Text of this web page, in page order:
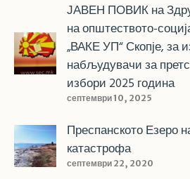
ЈАВЕН ПОВИК на
на општеството-
„ВАКЕ УП“ Скопје, за
набљудувачи за
избори 2025 година
септември 10, 2025
Преспанското Езеро
катастрофа
септември 22, 2020